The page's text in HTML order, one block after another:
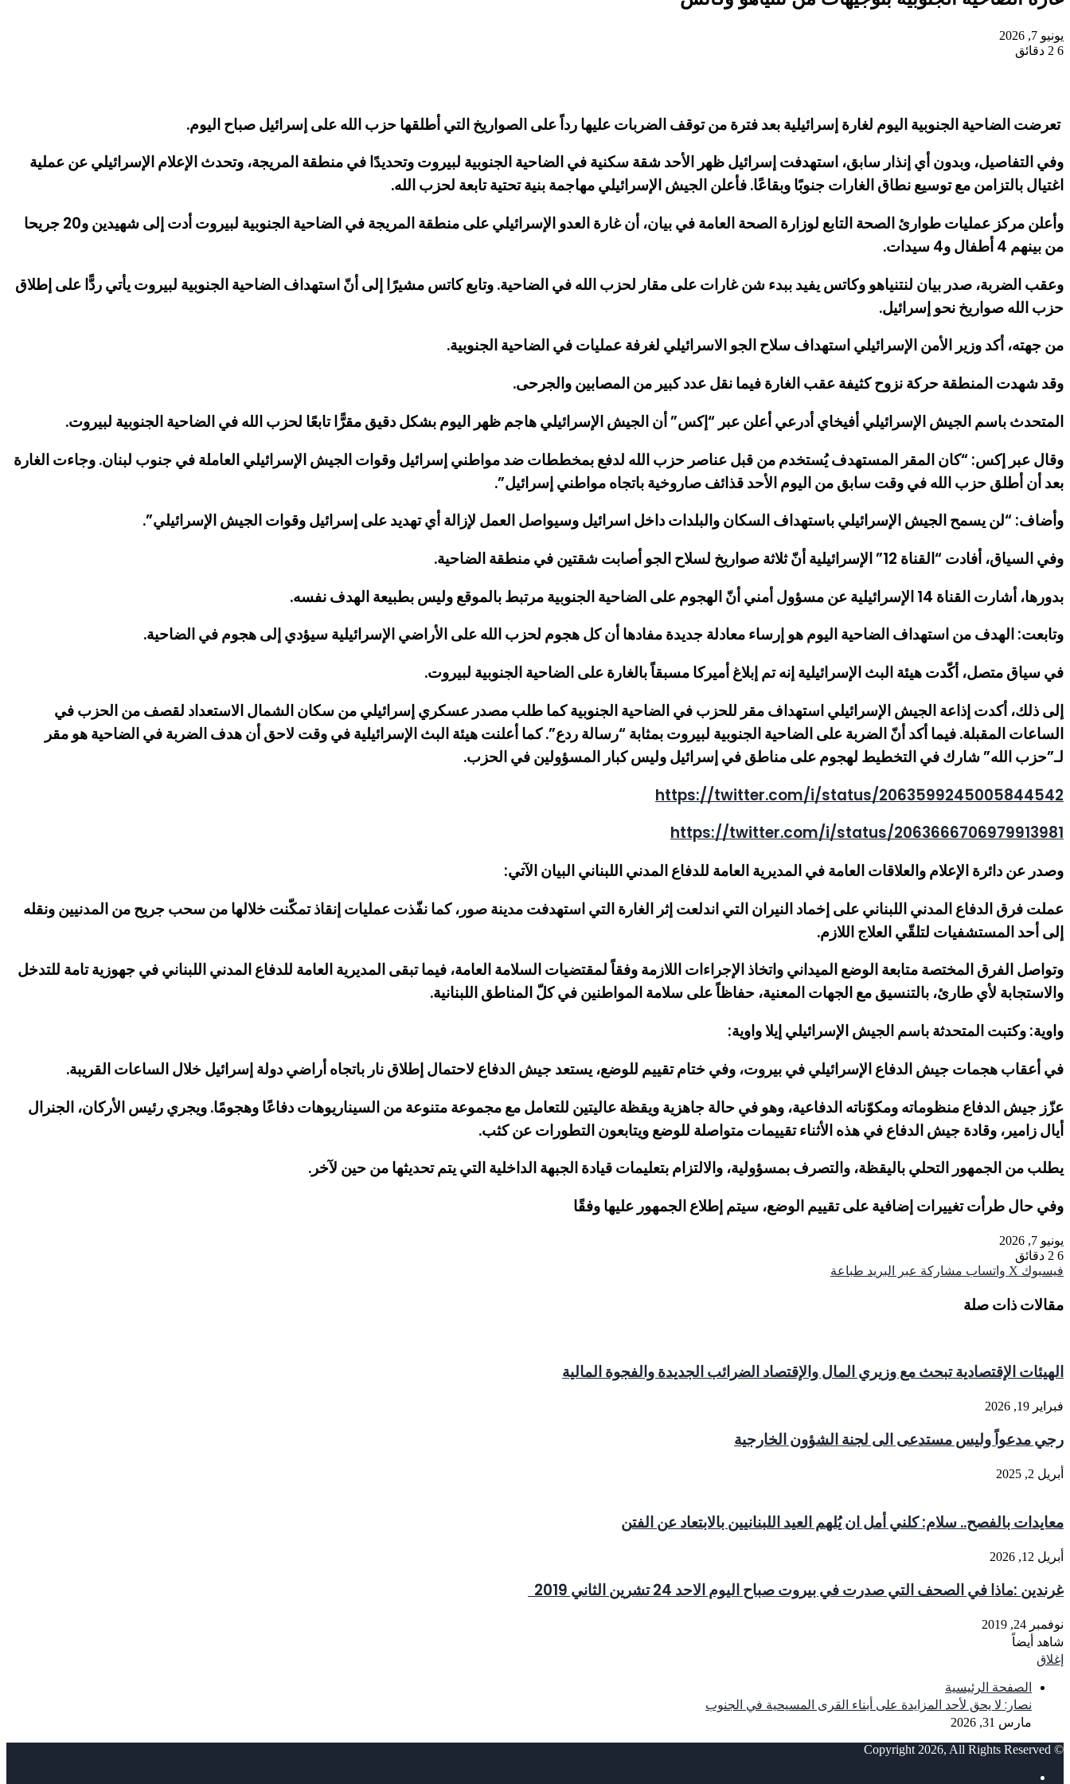
يونيو 7, 2026
6 2 دقائق
تعرضت الضاحية الجنوبية اليوم لغارة إسرائيلية بعد فترة من توقف الضربات عليها رداً على الصواريخ التي أطلقها حزب الله على إسرائيل صباح اليوم.
وفي التفاصيل، وبدون أي إنذار سابق، استهدفت إسرائيل ظهر الأحد شقة سكنية في الضاحية الجنوبية لبيروت وتحديدًا في منطقة المريجة، وتحدث الإعلام الإسرائيلي عن عملية
اغتيال بالتزامن مع توسيع نطاق الغارات جنوبًا وبقاعًا. فأعلن الجيش الإسرائيلي مهاجمة بنية تحتية تابعة لحزب الله.
وأعلن مركز عمليات طوارئ الصحة التابع لوزارة الصحة العامة في بيان، أن ​غارة العدو الإسرائيلي​ على منطقة المريجة في الضاحية الجنوبية لبيروت أدت إلى شهيدين و20 جريحا
من بينهم 4 أطفال و4 سيدات.
وعقب الضربة، صدر بيان لنتنياهو وكاتس يفيد ببدء شن غارات على مقار لحزب الله في الضاحية. وتابع كاتس مشيرًا إلى أنّ استهداف الضاحية الجنوبية لبيروت يأتي ردًّا على إطلاق
حزب الله صواريخ نحو إسرائيل.
من جهته، أكد وزير الأمن الإسرائيلي استهداف سلاح الجو الاسرائيلي لغرفة عمليات في الضاحية الجنوبية.
وقد شهدت المنطقة حركة نزوح كثيفة عقب الغارة فيما نقل عدد كبير من المصابين والجرحى.
المتحدث باسم الجيش الإسرائيلي أفيخاي أدرعي أعلن عبر “إكس” أن الجيش الإسرائيلي هاجم ظهر اليوم بشكل دقيق مقرًّا تابعًا لحزب الله في الضاحية الجنوبية لبيروت.
وقال عبر إكس: “كان المقر المستهدف يُستخدم من قبل عناصر حزب الله لدفع بمخططات ضد مواطني إسرائيل وقوات الجيش الإسرائيلي العاملة في جنوب لبنان. وجاءت الغارة
بعد أن أطلق حزب الله في وقت سابق من اليوم الأحد قذائف صاروخية باتجاه مواطني إسرائيل”.
وأضاف: “لن يسمح الجيش الإسرائيلي باستهداف السكان والبلدات داخل اسرائيل وسيواصل العمل لإزالة أي تهديد على إسرائيل وقوات الجيش الإسرائيلي”.
وفي السياق، أفادت “القناة 12” الإسرائيلية أنّ ثلاثة صواريخ لسلاح الجو أصابت شقتين في منطقة الضاحية.
بدورها، أشارت القناة 14 الإسرائيلية عن مسؤول أمني أنّ الهجوم على الضاحية الجنوبية مرتبط بالموقع وليس بطبيعة الهدف نفسه.
وتابعت: الهدف من استهداف الضاحية اليوم هو إرساء معادلة جديدة مفادها أن كل هجوم لحزب الله على الأراضي الإسرائيلية سيؤدي إلى هجوم في الضاحية.
في سياق متصل، أكّدت هيئة البث الإسرائيلية إنه تم إبلاغ أميركا مسبقاً بالغارة على الضاحية الجنوبية لبيروت.
إلى ذلك، أكدت إذاعة الجيش الإسرائيلي استهداف مقر للحزب في الضاحية الجنوبية كما طلب مصدر عسكري إسرائيلي من سكان الشمال الاستعداد لقصف من الحزب في
الساعات المقبلة. فيما أكد أنّ الضربة على الضاحية الجنوبية لبيروت بمثابة “رسالة ردع”. كما أعلنت هيئة البث الإسرائيلية في وقت لاحق أن هدف الضربة في الضاحية هو مقر
لـ”حزب الله” شارك في التخطيط لهجوم على مناطق في إسرائيل وليس كبار المسؤولين في الحزب.
https://twitter.com/i/status/2063599245005844542
https://twitter.com/i/status/2063666706979913981
وصدر عن دائرة الإعلام والعلاقات العامة في المديرية العامة للدفاع المدني اللبناني البيان الآتي:
عملت فرق الدفاع المدني اللبناني على إخماد النيران التي اندلعت إثر الغارة التي استهدفت مدينة صور، كما نفّذت عمليات إنقاذ تمكّنت خلالها من سحب جريح من المدنيين ونقله
إلى أحد المستشفيات لتلقّي العلاج اللازم.
وتواصل الفرق المختصة متابعة الوضع الميداني واتخاذ الإجراءات اللازمة وفقاً لمقتضيات السلامة العامة، فيما تبقى المديرية العامة للدفاع المدني اللبناني في جهوزية تامة للتدخل
والاستجابة لأي طارئ، بالتنسيق مع الجهات المعنية، حفاظاً على سلامة المواطنين في كلّ المناطق اللبنانية.
واوية: وكتبت المتحدثة باسم الجيش الإسرائيلي إيلا واوية:
في أعقاب هجمات جيش الدفاع الإسرائيلي في بيروت، وفي ختام تقييم للوضع، يستعد جيش الدفاع لاحتمال إطلاق نار باتجاه أراضي دولة إسرائيل خلال الساعات القريبة.
عزّز جيش الدفاع منظوماته ومكوّناته الدفاعية، وهو في حالة جاهزية ويقظة عاليتين للتعامل مع مجموعة متنوعة من السيناريوهات دفاعًا وهجومًا. ويجري رئيس الأركان، الجنرال
أيال زامير، وقادة جيش الدفاع في هذه الأثناء تقييمات متواصلة للوضع ويتابعون التطورات عن كثب.
يطلب من الجمهور التحلي باليقظة، والتصرف بمسؤولية، والالتزام بتعليمات قيادة الجبهة الداخلية التي يتم تحديثها من حين لآخر.
وفي حال طرأت تغييرات إضافية على تقييم الوضع، سيتم إطلاع الجمهور عليها وفقًا
يونيو 7, 2026
6 2 دقائق
فيسبوك ‫X واتساب مشاركة عبر البريد طباعة
مقالات ذات صلة
الهيئات الإقتصادية تبحث مع وزيري المال والإقتصاد الضرائب الجديدة والفجوة المالية
فبراير 19, 2026
رجي مدعواً وليس مستدعى الى لجنة الشؤون الخارجية
أبريل 2, 2025
معايدات بالفصح.. سلام: كلني أمل ان يُلهم العيد اللبنانيين بالابتعاد عن الفتن
أبريل 12, 2026
غرندين :ماذا في الصحف التي صدرت في بيروت صباح اليوم الاحد 24 تشرين الثاني 2019
نوفمبر 24, 2019
شاهد أيضاً
إغلاق
الصفحة الرئيسية
نصار: لا يحق لأحد المزايدة على أبناء القرى المسيحية في الجنوب
مارس 31, 2026
© Copyright 2026, All Rights Reserved